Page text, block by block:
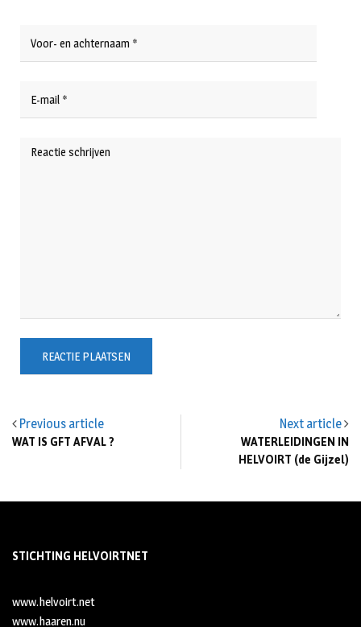
Previous article
WAT IS GFT AFVAL ?
Next article
WATERLEIDINGEN IN
HELVOIRT (de Gijzel)
STICHTING HELVOIRTNET
www.helvoirt.net
www.haaren.nu